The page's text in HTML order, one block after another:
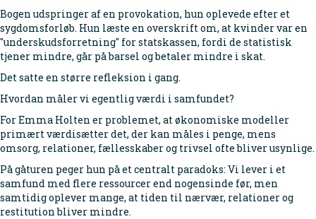
Bogen udspringer af en provokation, hun oplevede efter et
sygdomsforløb. Hun læste en overskrift om, at kvinder var en
"underskudsforretning" for statskassen, fordi de statistisk
tjener mindre, går på barsel og betaler mindre i skat.
Det satte en større refleksion i gang.
Hvordan måler vi egentlig værdi i samfundet?
For Emma Holten er problemet, at økonomiske modeller
primært værdisætter det, der kan måles i penge, mens
omsorg, relationer, fællesskaber og trivsel ofte bliver usynlige.
På gåturen peger hun på et centralt paradoks: Vi lever i et
samfund med flere ressourcer end nogensinde før, men
samtidig oplever mange, at tiden til nærvær, relationer og
restitution bliver mindre.